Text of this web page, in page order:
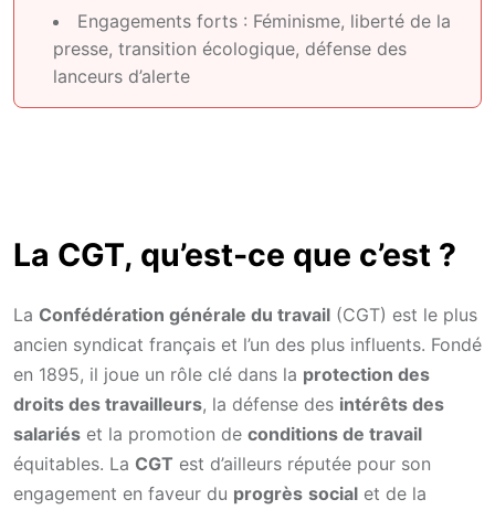
Engagements forts : Féminisme, liberté de la
presse, transition écologique, défense des
lanceurs d’alerte
La CGT, qu’est-ce que c’est ?
La Confédération générale du travail (CGT) est le plus
ancien syndicat français et l’un des plus influents. Fondé
en 1895, il joue un rôle clé dans la protection des
droits des travailleurs, la défense des intérêts des
salariés et la promotion de conditions de travail
équitables. La CGT est d’ailleurs réputée pour son
engagement en faveur du progrès social et de la